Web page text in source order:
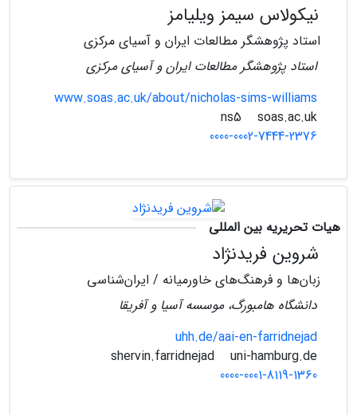
نیکولاس سیمز ویلیامز
استاد پژوهشگر مطالعات ایران و آسیای مرکزی
استاد پژوهشگر مطالعات ایران و آسیای مرکزی
www.soas.ac.uk/about/nicholas-sims-williams
soas.ac.uk
0000-0002-7444-2376
هیات تحریریه بین المللی
شروین فریدنژاد
زبان‌ها و فرهنگ‌های خاورمیانه / ایران‌شناسی
دانشگاه هامبورگ، موسسه آسیا و آفریقا
uhh.de/aai-en-farridnejad
uni-hamburg.de
0000-0001-8119-1360